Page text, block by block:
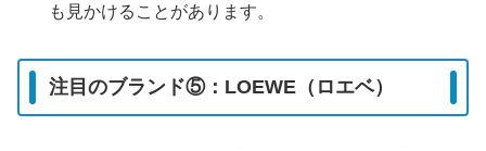
も見かけることがあります。
注目のブランド⑤：LOEWE（ロエベ）